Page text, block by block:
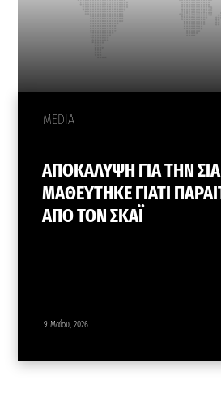
MEDIA
ΑΠΟΚΑΛΥΨΗ ΓΙΑ ΤΗΝ
ΜΑΘΕΥΤΗΚΕ ΓΙΑΤΙ
ΑΠΟ ΤΟΝ ΣΚΑΪ
9 Μαΐου, 2026